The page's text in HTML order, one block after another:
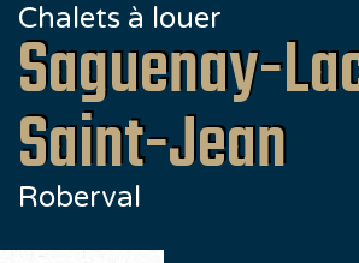
Chalets à louer
Saguenay-
Saint-Jean
Roberval